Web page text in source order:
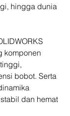
hingga dunia
komponen
bobot. Serta
dan hemat